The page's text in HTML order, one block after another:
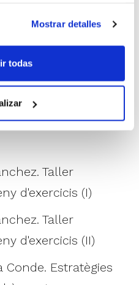
Mostrar detalles
todas
als dos
Atac contra
Taller
d'exercicis (I)
Taller
d'exercicis (II)
Conde. Estratègies